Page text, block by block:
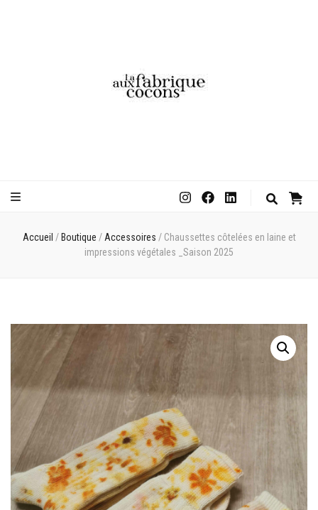
Accueil / Boutique / Accessoires / Chaussettes côtelées en laine et
impressions végétales _Saison 2025